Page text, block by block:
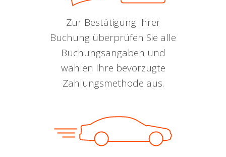
Zur Bestätigung Ihrer
Buchung überprüfen Sie alle
Buchungsangaben und
wählen Ihre bevorzugte
Zahlungsmethode aus.